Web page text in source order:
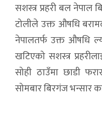
सशस्त्र प्रहरी बल नेपाल
टोलीले उक्त औषधि
नेपालतर्फ उक्त औषधि
खटिएको सशस्त्र
सोही ठाउँमा छाडी
सोमबार बिरगंज भन्सार